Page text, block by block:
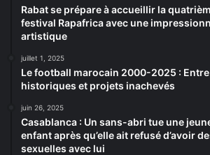
Rabat se prépare à accueillir la
festival Rapafrica avec une
artistique
juillet 1, 2025
Le football marocain 2000-2025 :
historiques et projets inachevés
juin 26, 2025
Casablanca : Un sans-abri tue une
enfant après qu’elle ait refusé d’avoir
sexuelles avec lui